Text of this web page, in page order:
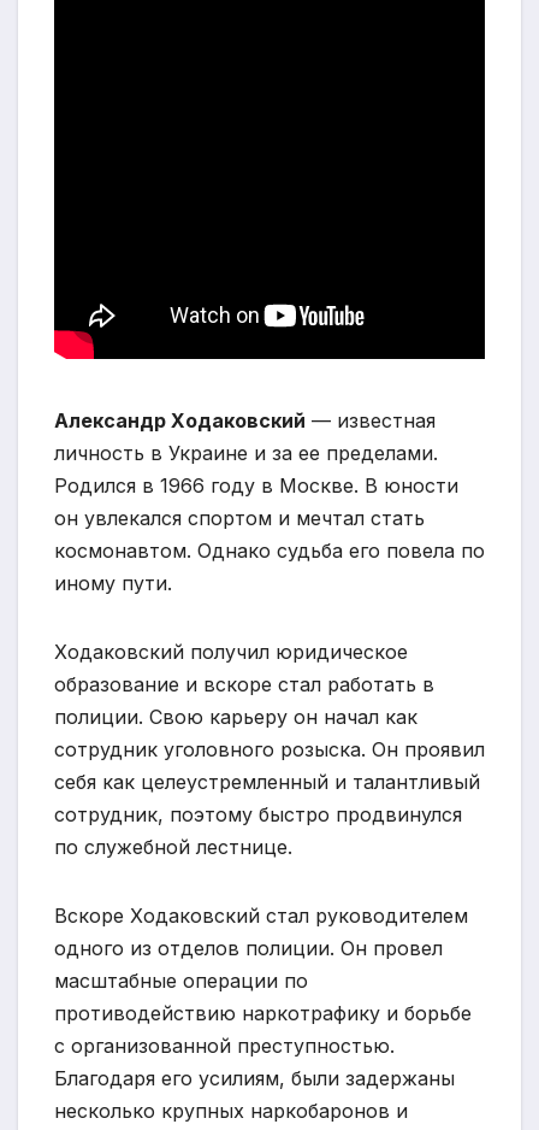
Александр Ходаковский — известная
личность в Украине и за ее пределами.
Родился в 1966 году в Москве. В юности
он увлекался спортом и мечтал стать
космонавтом. Однако судьба его повела по
иному пути.
Ходаковский получил юридическое
образование и вскоре стал работать в
полиции. Свою карьеру он начал как
сотрудник уголовного розыска. Он проявил
себя как целеустремленный и талантливый
сотрудник, поэтому быстро продвинулся
по служебной лестнице.
Вскоре Ходаковский стал руководителем
одного из отделов полиции. Он провел
масштабные операции по
противодействию наркотрафику и борьбе
с организованной преступностью.
Благодаря его усилиям, были задержаны
несколько крупных наркобаронов и